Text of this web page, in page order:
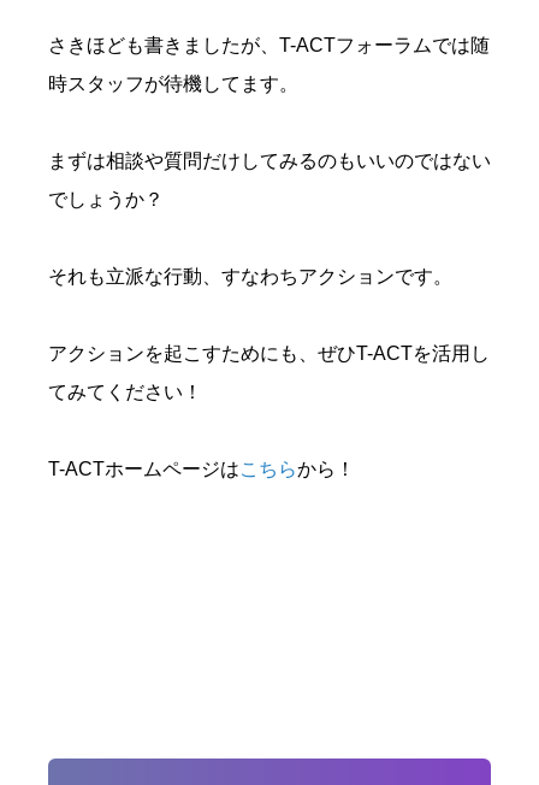
さきほども書きましたが、T-ACTフォーラムでは随
時スタッフが待機してます。
まずは相談や質問だけしてみるのもいいのではない
でしょうか？
それも立派な行動、すなわちアクションです。
アクションを起こすためにも、ぜひT-ACTを活用し
てみてください！
T-ACTホームページはこちらから！